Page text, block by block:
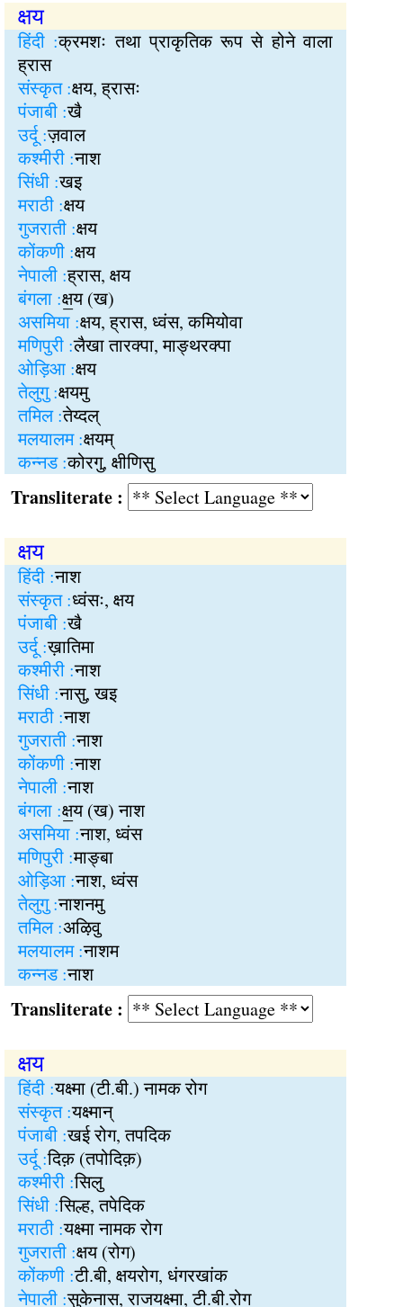
क्षय
हिंदी :क्रमशः तथा प्राकृतिक रूप से होने वाला
ह्रास
संस्कृत :क्षय, ह्रासः
पंजाबी :खै
उर्दू :ज़वाल
कश्मीरी :नाश
सिंधी :खइ
मराठी :क्षय
गुजराती :क्षय
कोंकणी :क्षय
नेपाली :ह्रास, क्षय
बंगला :क्ष॒य (ख)
असमिया :क्षय, ह्रास, ध्वंस, कमियोवा
मणिपुरी :लैखा तारक्पा, माङ्थरक्पा
ओड़िआ :क्षय
तेलुगु :क्षयमु
तमिल :तेय्दल्
मलयालम :क्षयम्
कन्नड :कोरगु, क्षीणिसु
:
क्षय
हिंदी :नाश
संस्कृत :ध्वंसः, क्षय
पंजाबी :खै
उर्दू :ख़ातिमा
कश्मीरी :नाश
सिंधी :नासु, खइ
मराठी :नाश
गुजराती :नाश
कोंकणी :नाश
नेपाली :नाश
बंगला :क्ष॒य (ख) नाश
असमिया :नाश, ध्वंस
मणिपुरी :माङ्बा
ओड़िआ :नाश, ध्वंस
तेलुगु :नाशनमु
तमिल :अऴिवु
मलयालम :नाशम
कन्नड :नाश
:
क्षय
हिंदी :यक्ष्मा (टी.बी.) नामक रोग
संस्कृत :यक्ष्मान्
पंजाबी :खई रोग, तपदिक
उर्दू :दिक़ (तपोदिक़)
कश्मीरी :सिलु
सिंधी :सिल्ह, तपेदिक
मराठी :यक्ष्मा नामक रोग
गुजराती :क्षय (रोग)
कोंकणी :टी.बी, क्षयरोग, धंगरखांक
नेपाली :सुकेनास, राजयक्ष्मा, टी.बी.रोग